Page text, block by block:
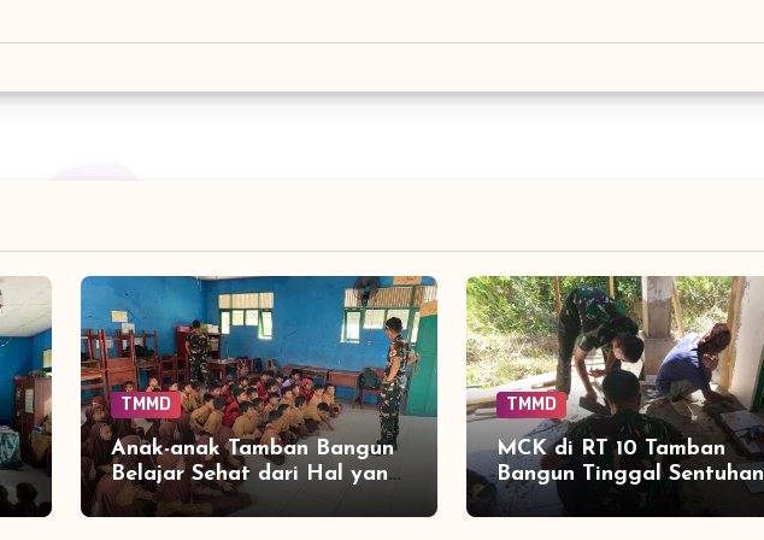
TMMD
Anak-anak Tamban Bangun
Belajar Sehat dari Hal yang
Paling Dekat dengan
Keseharian
TMMD
MCK di RT 10 Tamban
Bangun Tinggal Sentuhan
Akhir, Keramik Capai 75
Persen